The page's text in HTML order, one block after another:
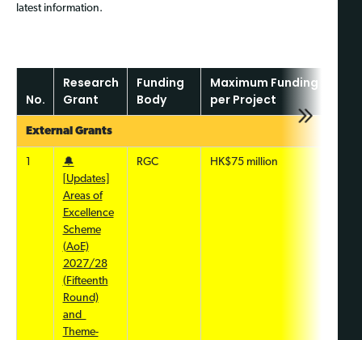
latest information.
No.
Research
Grant
Funding
Body
Maximum Funding
per Project
External Grants
1
🔔
[Updates]
Areas of
Excellence
Scheme
(AoE)
2027/28
(Fifteenth
Round)
and
Theme-
RGC HK$75 million